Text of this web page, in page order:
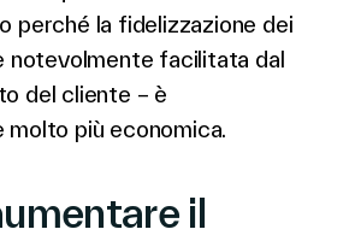
perché la fidelizzazione dei
notevolmente facilitata dal
del cliente – è
molto più economica.
il